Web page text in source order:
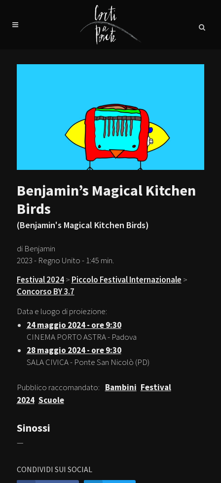
Benjamin’s Magical Kitchen
Birds
(Benjamin's Magical Kitchen Birds)
di Benjamin
2023 - Regno Unito - 1:45 min.
Festival 2024> Piccolo Festival Internazionale >
Concorso BY 3.7
Data e luogo di proiezione:
24 maggio 2024 - ore 9:30
CINEMA PORTO ASTRA - Padova
28 maggio 2024 - ore 9:30
SALA CIVICA - Ponte San Nicolò (PD)
Pubblico raccomandato: Bambini Festival
2024 Scuole
Sinossi
—
CONDIVIDI SUI SOCIAL